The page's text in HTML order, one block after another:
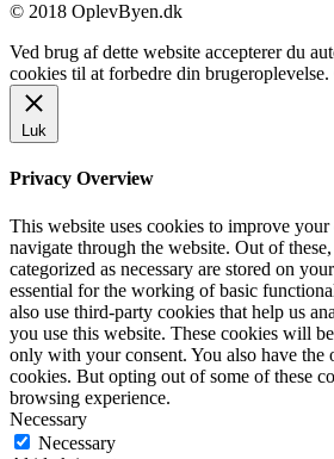
© 2018 OplevByen.dk
Ved brug af dette website accepterer du
cookies til at forbedre din brugeroplevelse.
Luk
Privacy Overview
This website uses cookies to improve
navigate through the website. Out of
categorized as necessary are stored on
essential for the working of basic
also use third-party cookies that help us
you use this website. These cookies will
only with your consent. You also have the
cookies. But opting out of some of these
browsing experience.
Necessary
Necessary